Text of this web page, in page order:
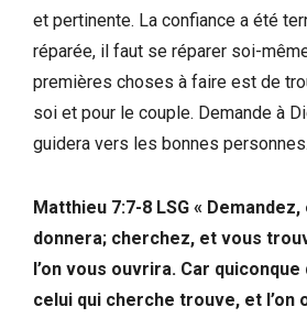
et pertinente. La confiance a été
réparée, il faut se réparer soi-
premières choses à faire est de
soi et pour le couple. Demande à
guidera vers les bonnes personnes.
Matthieu 7:7-8 LSG « Demandez,
donnera; cherchez, et vous
l’on vous ouvrira. Car
celui qui cherche trouve, et l’on